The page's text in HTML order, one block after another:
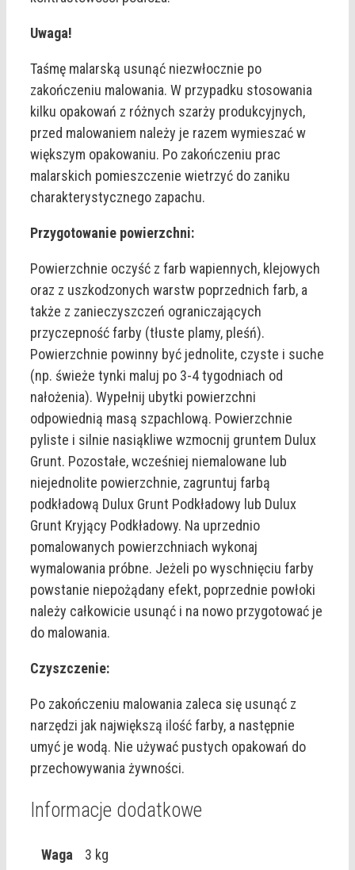
Uwaga!
Taśmę malarską usunąć niezwłocznie po
zakończeniu malowania. W przypadku stosowania
kilku opakowań z różnych szarży produkcyjnych,
przed malowaniem należy je razem wymieszać w
większym opakowaniu. Po zakończeniu prac
malarskich pomieszczenie wietrzyć do zaniku
charakterystycznego zapachu.
Przygotowanie powierzchni:
Powierzchnie oczyść z farb wapiennych, klejowych
oraz z uszkodzonych warstw poprzednich farb, a
także z zanieczyszczeń ograniczających
przyczepność farby (tłuste plamy, pleśń).
Powierzchnie powinny być jednolite, czyste i suche
(np. świeże tynki maluj po 3-4 tygodniach od
nałożenia). Wypełnij ubytki powierzchni
odpowiednią masą szpachlową. Powierzchnie
pyliste i silnie nasiąkliwe wzmocnij gruntem Dulux
Grunt. Pozostałe, wcześniej niemalowane lub
niejednolite powierzchnie, zagruntuj farbą
podkładową Dulux Grunt Podkładowy lub Dulux
Grunt Kryjący Podkładowy. Na uprzednio
pomalowanych powierzchniach wykonaj
wymalowania próbne. Jeżeli po wyschnięciu farby
powstanie niepożądany efekt, poprzednie powłoki
należy całkowicie usunąć i na nowo przygotować je
do malowania.
Czyszczenie:
Po zakończeniu malowania zaleca się usunąć z
narzędzi jak największą ilość farby, a następnie
umyć je wodą. Nie używać pustych opakowań do
przechowywania żywności.
Informacje dodatkowe
Waga
3 kg